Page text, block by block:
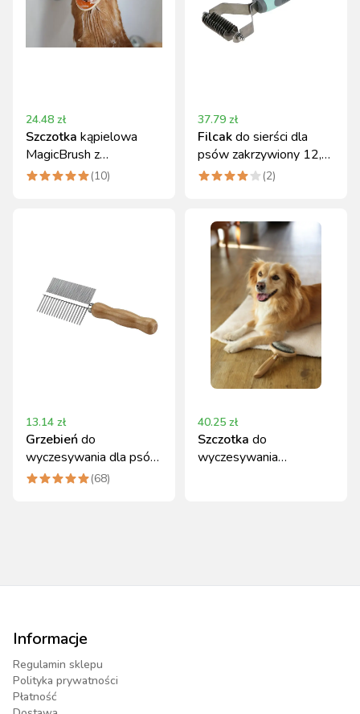
24.48 zł
Szczotka kąpielowa
MagicBrush z
dozownikiem 11,5 x 7,5
(10)
37.79 zł
Filcakdo sierści dla
psów zakrzywiony 12,
18 cm Kerbl(2)
13.14 zł
Grzebieńdo
wyczesywania dla psów,
średnie/grube włosy -
(68)
40.25 zł
Szczotka do
wyczesywania
Informacje
Regulamin sklepu
Polityka prywatności
Płatność